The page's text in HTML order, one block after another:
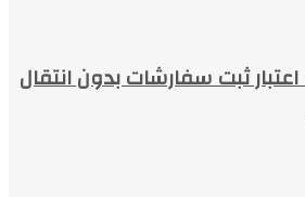
ثبت سفارشات بدون انتقال